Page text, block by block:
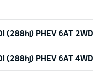
(288hj) PHEV 6AT 2WD
(288hj) PHEV 6AT 4WD